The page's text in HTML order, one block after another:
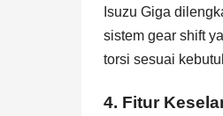
Isuzu Giga
sistem gear shift
torsi sesuai
4. Fitur